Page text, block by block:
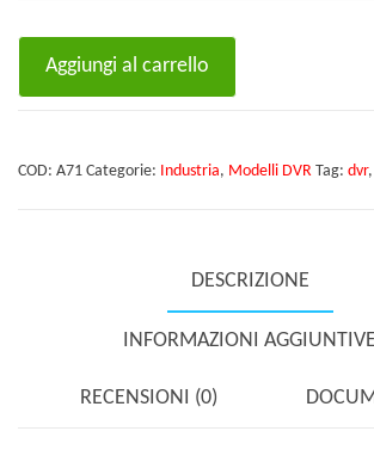
Aggiungi al carrello
COD: A71 Categorie: Industria, Modelli DVR Tag: dvr,
DESCRIZIONE
INFORMAZIONI AGGIUNTIVE
RECENSIONI (0)